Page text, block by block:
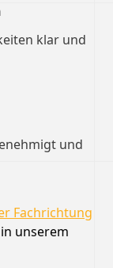
klar und
und
Fachrichtung
unserem